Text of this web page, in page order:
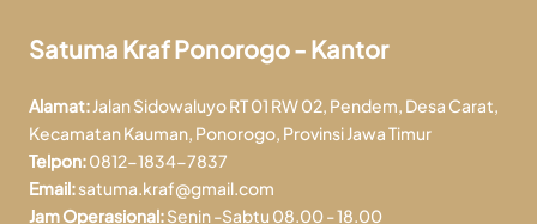
Satuma Kraf Ponorogo - Kantor
Alamat: Jalan Sidowaluyo RT 01 RW 02, Pendem, Desa Carat,
Kecamatan Kauman, Ponorogo, Provinsi Jawa Timur
Telpon:0812-1834-7837
Email:satuma.kraf@gmail.com
Jam Operasional:Senin -Sabtu 08.00 - 18.00